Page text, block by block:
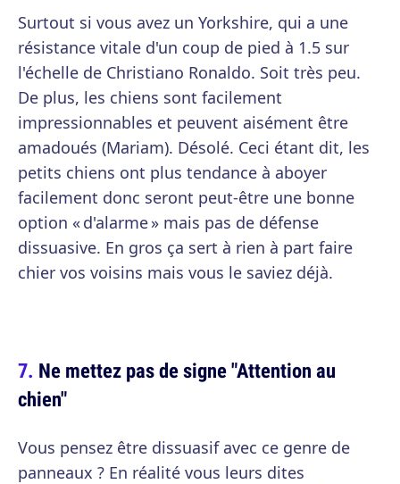
Surtout si vous avez un Yorkshire, qui a une
résistance vitale d'un coup de pied à 1.5 sur
l'échelle de Christiano Ronaldo. Soit très peu.
De plus, les chiens sont facilement
impressionnables et peuvent aisément être
amadoués (Mariam). Désolé. Ceci étant dit, les
petits chiens ont plus tendance à aboyer
facilement donc seront peut-être une bonne
option « d'alarme » mais pas de défense
dissuasive. En gros ça sert à rien à part faire
chier vos voisins mais vous le saviez déjà.
Ne mettez pas de signe "Attention au
chien"
Vous pensez être dissuasif avec ce genre de
panneaux ? En réalité vous leurs dites